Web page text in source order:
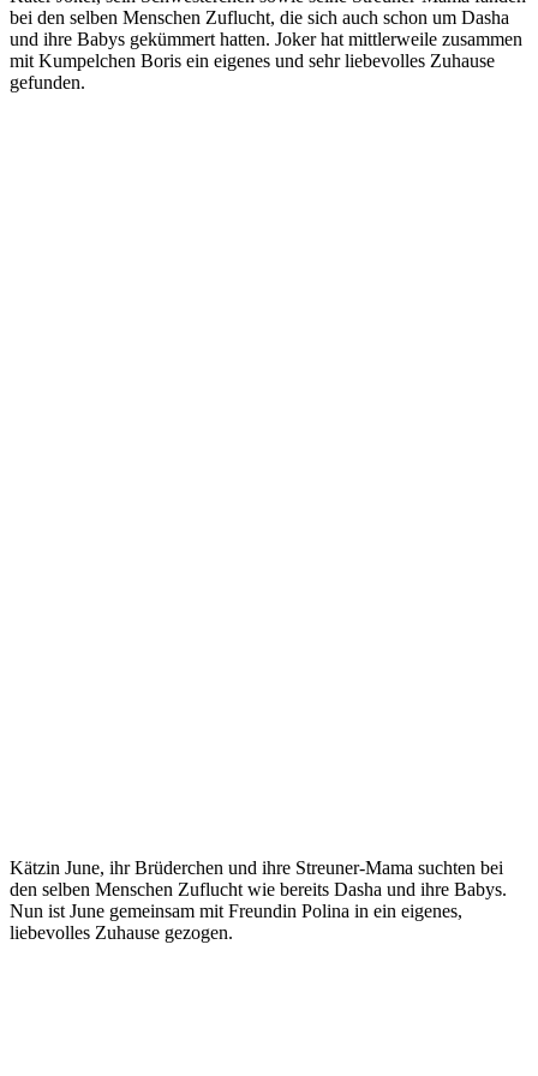
bei den selben Menschen Zuflucht, die sich auch schon um Dasha
und ihre Babys gekümmert hatten. Joker hat mittlerweile zusammen
mit Kumpelchen Boris ein eigenes und sehr liebevolles Zuhause
gefunden.
Kätzin June, ihr Brüderchen und ihre Streuner-Mama suchten bei
den selben Menschen Zuflucht wie bereits Dasha und ihre Babys.
Nun ist June gemeinsam mit Freundin Polina in ein eigenes,
liebevolles Zuhause gezogen.